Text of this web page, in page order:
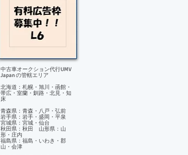
中古車オークション代行UMV
Japan の管轄エリア
北海道：札幌・旭川・函館・
帯広・室蘭・釧路・北見・知
床
青森県：青森・八戸・弘前
岩手県：岩手・盛岡・平泉
宮城県：宮城・仙台
秋田県：秋田 山形県：山
形・庄内
福島県：福島・いわき・郡
山・会津